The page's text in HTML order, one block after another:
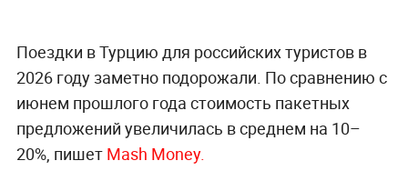
Поездки в Турцию для российских туристов в
2026 году заметно подорожали. По сравнению с
июнем прошлого года стоимость пакетных
предложений увеличилась в среднем на 10–
20%, пишет Mash Money.